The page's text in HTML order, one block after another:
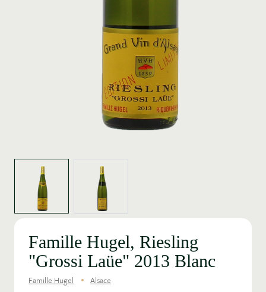
View larger imageView larger image
Famille Hugel, Riesling
"Grossi Laüe" 2013 Blanc
Famille Hugel Alsace